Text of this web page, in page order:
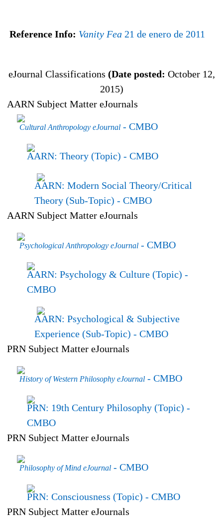
Reference Info: Vanity Fea 21 de enero de 2011
eJournal Classifications (Date posted: October 12,
2015)
AARN Subject Matter eJournals
Cultural Anthropology eJournal - CMBO
AARN: Theory (Topic) - CMBO
AARN: Modern Social Theory/Critical
Theory (Sub-Topic) - CMBO
AARN Subject Matter eJournals
Psychological Anthropology eJournal - CMBO
AARN: Psychology & Culture (Topic) -
CMBO
AARN: Psychological & Subjective
Experience (Sub-Topic) - CMBO
PRN Subject Matter eJournals
History of Western Philosophy eJournal - CMBO
PRN: 19th Century Philosophy (Topic) -
CMBO
PRN Subject Matter eJournals
Philosophy of Mind eJournal - CMBO
PRN: Consciousness (Topic) - CMBO
PRN Subject Matter eJournals